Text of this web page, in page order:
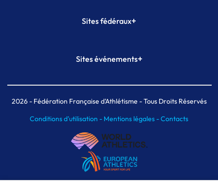
Sites fédéraux+
Plateforme Formation
Sites événements+
Meeting de Paris indoor
MAIF Ekiden de Paris
2026- Fédération Française d'Athlétisme - Tous Droits Réservés
Conditions d'utilisation - Mentions légales -Contacts